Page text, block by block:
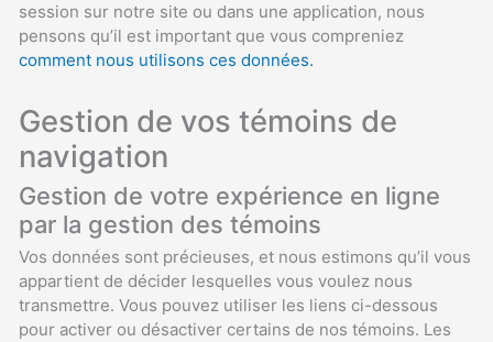
session sur notre site ou dans une application, nous
pensons qu’il est important que vous compreniez
comment nous utilisons ces données.
Gestion de vos témoins de
navigation
Gestion de votre expérience en ligne
par la gestion des témoins
Vos données sont précieuses, et nous estimons qu’il vous
appartient de décider lesquelles vous voulez nous
transmettre. Vous pouvez utiliser les liens ci-dessous
pour activer ou désactiver certains de nos témoins. Les